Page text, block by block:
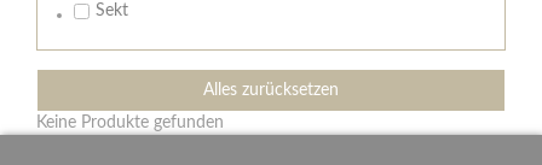
Sekt
Alles zurücksetzen
Keine Produkte gefunden